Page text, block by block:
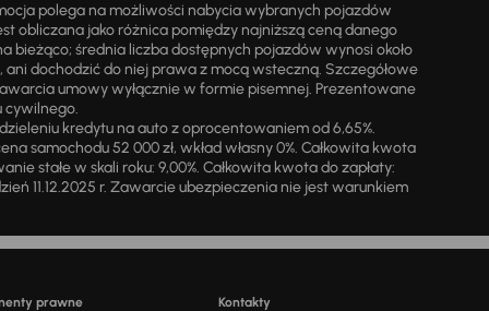
polega na możliwości nabycia wybranych pojazdów
obliczana jako różnica pomiędzy najniższą ceną danego
bieżąco; średnia liczba dostępnych pojazdów wynosi około
dochodzić do niej prawa z mocą wsteczną. Szczegółowe
umowy wyłącznie w formie pisemnej. Prezentowane
cywilnego.
kredytu na auto z oprocentowaniem od 6,65%.
samochodu 52 000 zł, wkład własny 0%. Całkowita kwota
stałe w skali roku: 9,00%. Całkowita kwota do zapłaty:
11.12.2025 r. Zawarcie ubezpieczenia nie jest warunkiem
prawne Kontakty